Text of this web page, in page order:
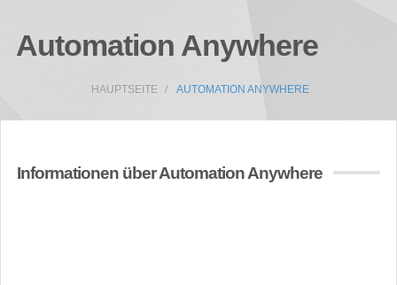
Automation Anywhere
HAUPTSEITE AUTOMATION ANYWHERE
Informationen über Automation Anywhere